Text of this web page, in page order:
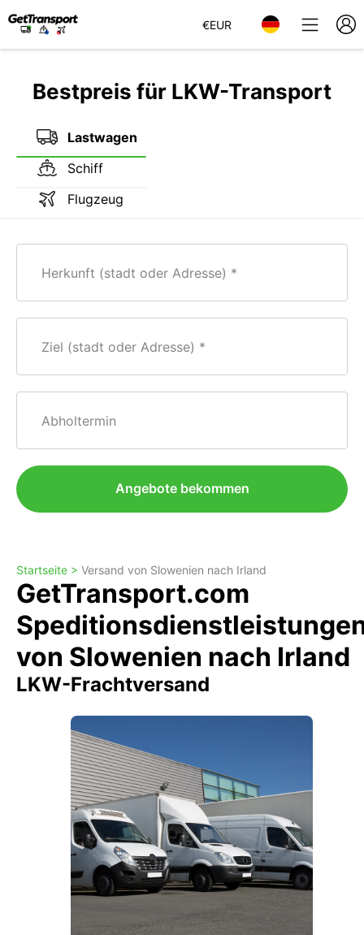
€EUR
Bestpreis für LKW-Transport
Lastwagen
Schiff
Flugzeug
Herkunft (stadt oder Adresse)
Ziel (stadt oder Adresse)
Abholtermin
Angebote bekommen
Startseite > Versand von Slowenien nach Irland
GetTransport.com
von Slowenien nach Irland
LKW-Frachtversand